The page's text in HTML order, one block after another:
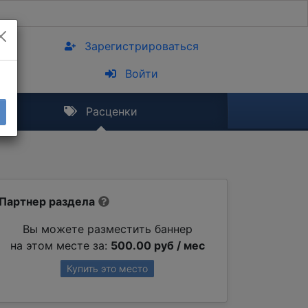
Зарегистрироваться
Войти
Расценки
Партнер раздела
Вы можете разместить баннер
на этом месте за: 500.00 руб / мес
Купить это место